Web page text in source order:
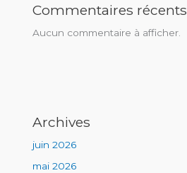
Commentaires récents
Aucun commentaire à afficher.
Archives
juin 2026
mai 2026